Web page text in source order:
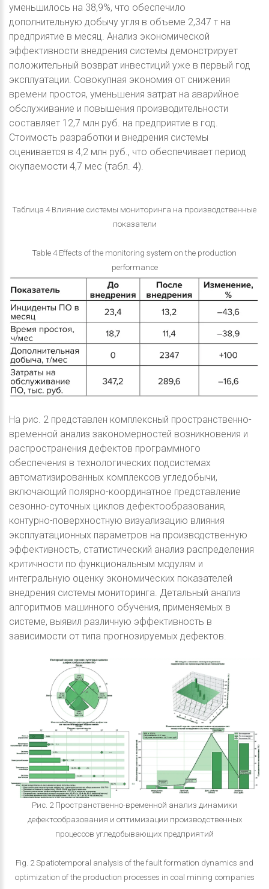
уменьшилось на 38,9%, что обеспечило
дополнительную добычу угля в объеме 2,347 т на
предприятие в месяц. Анализ экономической
эффективности внедрения системы демонстрирует
положительный возврат инвестиций уже в первый год
эксплуатации. Совокупная экономия от снижения
времени простоя, уменьшения затрат на аварийное
обслуживание и повышения производительности
составляет 12,7 млн руб. на предприятие в год.
Стоимость разработки и внедрения системы
оценивается в 4,2 млн руб., что обеспечивает период
окупаемости 4,7 мес (табл. 4).
Таблица 4 Влияние системы мониторинга на производственные
показатели
Table 4 Effects of the monitoring system on the production
performance
На рис. 2 представлен комплексный пространственно-
временной анализ закономерностей возникновения и
распространения дефектов программного
обеспечения в технологических подсистемах
автоматизированных комплексов угледобычи,
включающий полярно-координатное представление
сезонно-суточных циклов дефектообразования,
контурно-поверхностную визуализацию влияния
эксплуатационных параметров на производственную
эффективность, статистический анализ распределения
критичности по функциональным модулям и
интегральную оценку экономических показателей
внедрения системы мониторинга. Детальный анализ
алгоритмов машинного обучения, применяемых в
системе, выявил различную эффективность в
зависимости от типа прогнозируемых дефектов.
Рис. 2 Пространственно-временной анализ динамики
дефектообразования и оптимизации производственных
процессов угледобывающих предприятий
Fig. 2 Spatiotemporal analysis of the fault formation dynamics and
optimization of the production processes in coal mining companies